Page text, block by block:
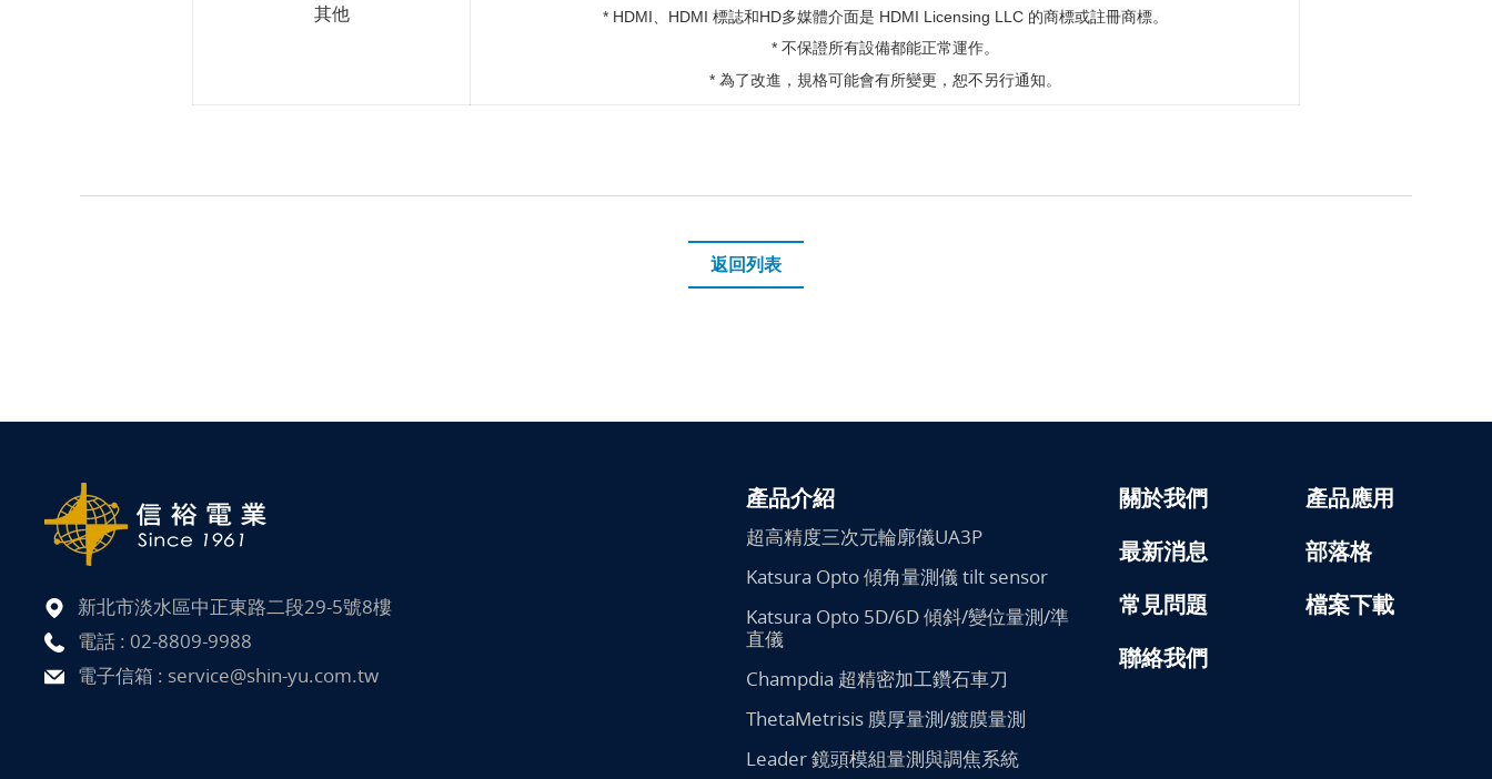
其他
* HDMI、HDMI 標誌和HD多媒體介面是 HDMI Licensing LLC 的商標或註冊商標。
* 不保證所有設備都能正常運作。
* 為了改進，規格可能會有所變更，恕不另行通知。
返回列表
產品介紹
超高精度三次元輪廓儀UA3P
Katsura Opto 傾角量測儀 tilt sensor
Katsura Opto 5D/6D 傾斜/變位量測/準
直儀
Champdia 超精密加工鑽石車刀
ThetaMetrisis 膜厚量測/鍍膜量測
Leader 鏡頭模組量測與調焦系統
關於我們
產品應用
最新消息
部落格
常見問題
檔案下載
聯絡我們
新北市淡水區中正東路二段29-5號8樓
電話 : 02-8809-9988
電子信箱 : service@shin-yu.com.tw